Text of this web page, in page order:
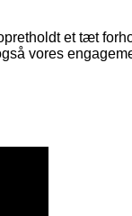
et tæt
vores